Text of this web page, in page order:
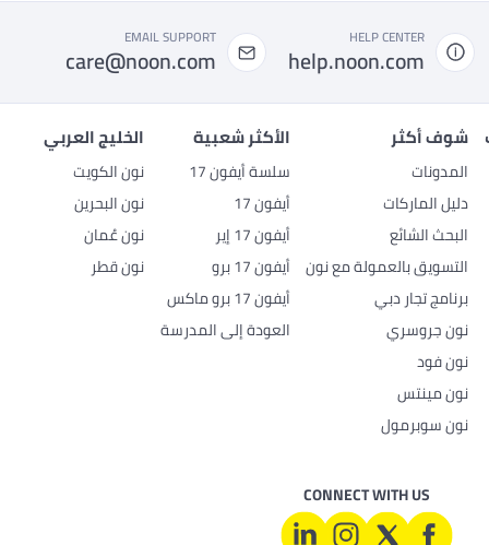
HELP CENTER
help.noon.com
EMAIL SUPPORT
care@noon.com
شوف أكثر
المدونات
دليل الماركات
البحث الشائع
التسويق بالعمولة مع نون
برنامج تجار دبي
نون جروسري
نون فود
نون مينتس
نون سوبرمول
الأكثر شعبية
سلسة أيفون 17
أيفون 17
أيفون 17 إير
أيفون 17 برو
أيفون 17 برو ماكس
العودة إلى المدرسة
الخليج العربي
نون الكويت
نون البحرين
نون عُمان
نون قطر
CONNECT WITH US